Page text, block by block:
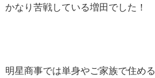
かなり苦戦している増田でした！
明星商事では単身やご家族で住める